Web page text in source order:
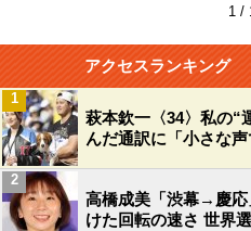
1 /
アクセスランキング
萩本欽一〈34〉私の
んだ通訳に「小さな声
1
高橋成美「渋幕→慶応
けた回転の速さ 世界
2